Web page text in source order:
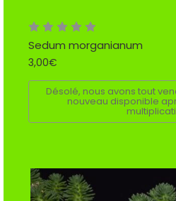
Sedum morganianum
3,00€
Désolé, nous avons tout
nouveau disponible